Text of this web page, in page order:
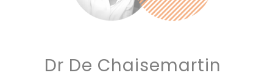
Dr De Chaisemartin